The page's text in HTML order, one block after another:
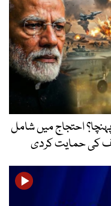
احتجاج میں شامل
کی حمایت کردی